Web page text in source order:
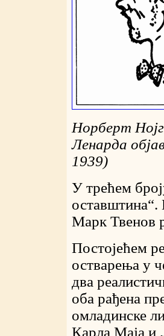
Норберт
Ленарда
1939)
У трећем
оставштина“.
Марк Твенов
Постојећем
остварења у
два
оба рађена
омладинске
Карла Маја и